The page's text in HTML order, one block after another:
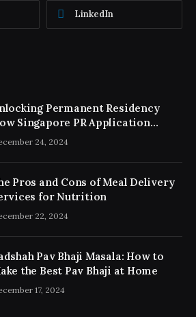
LinkedIn
Permanent Residency
Singapore PR Application
Simplifies the Process
24, 2024
Pros and Cons of Meal Delivery
for Nutrition
22, 2024
Pav Bhaji Masala: How to
the Best Pav Bhaji at Home
17, 2024